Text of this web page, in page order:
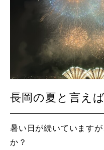
長岡の夏と言えば
暑い日が続いています
か？